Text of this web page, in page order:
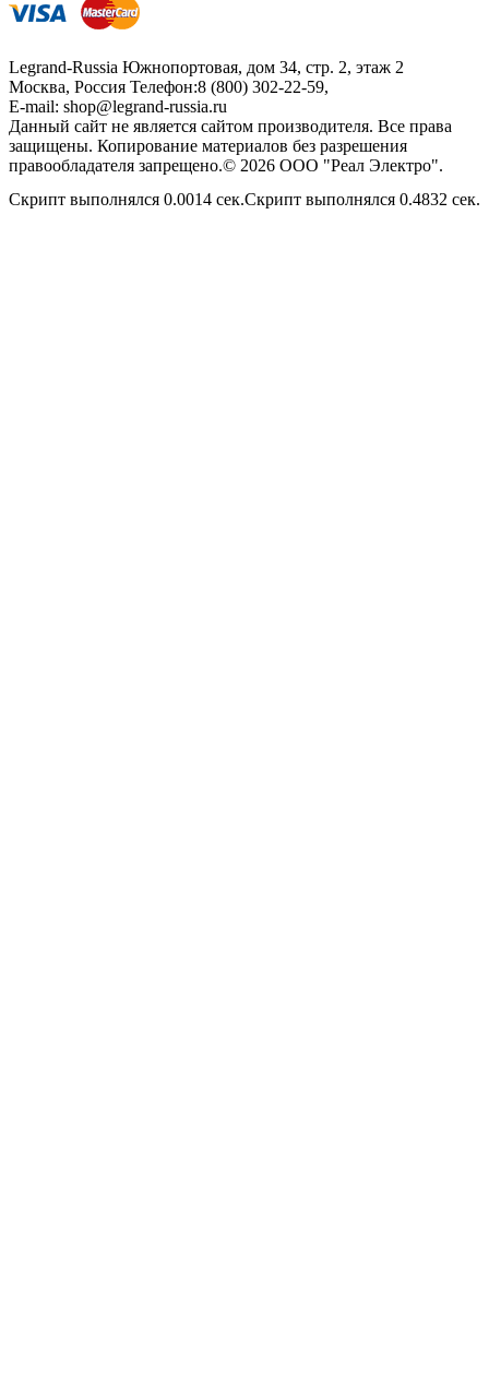
Legrand-Russia Южнопортовая, дом 34, стр. 2, этаж 2
Москва, Россия Телефон:8 (800) 302-22-59,
E-mail: shop@legrand-russia.ru
Данный сайт не является сайтом производителя. Все права
защищены. Копирование материалов без разрешения
правообладателя запрещено.© 2026 ООО "Реал Электро".
Скрипт выполнялся 0.0014 сек.Скрипт выполнялся 0.4832 сек.